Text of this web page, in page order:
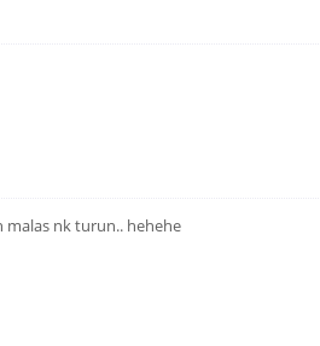
malas nk turun.. hehehe